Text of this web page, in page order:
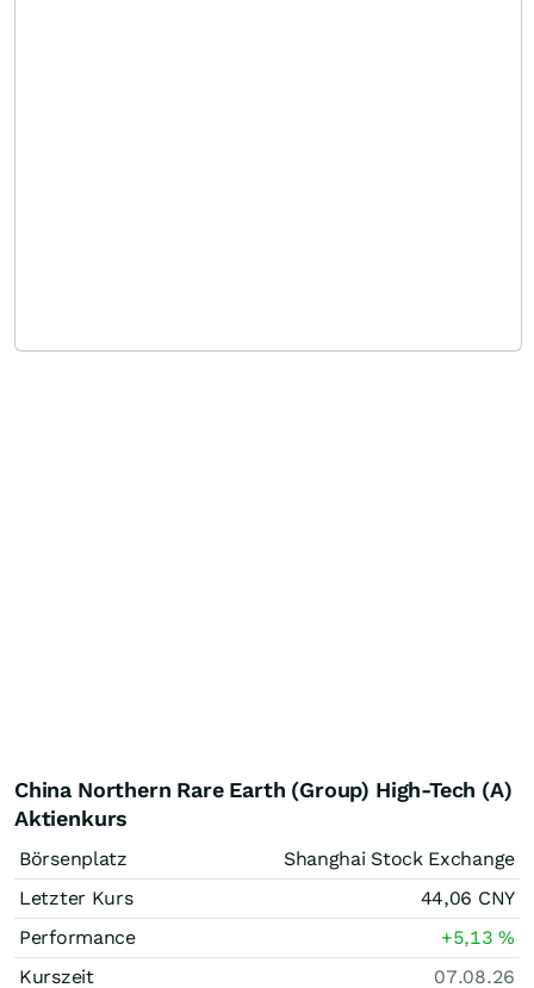
China Northern Rare Earth (Group) High-Tech (A)
Aktienkurs
Börsenplatz
Shanghai Stock Exchange
Letzter Kurs
44,06 CNY
Performance
+5,13%
Kurszeit
07.08.26